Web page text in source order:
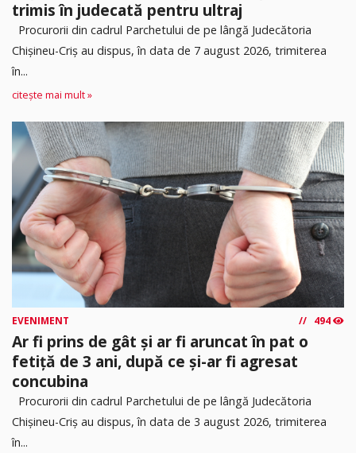
trimis în judecată pentru ultraj
Procurorii din cadrul Parchetului de pe lângă Judecătoria
Chișineu-Criș au dispus, în data de 7 august 2026, trimiterea
în...
citește mai mult »
EVENIMENT 494
Ar fi prins de gât și ar fi aruncat în pat o
fetiță de 3 ani, după ce și-ar fi agresat
concubina
Procurorii din cadrul Parchetului de pe lângă Judecătoria
Chișineu-Criș au dispus, în data de 3 august 2026, trimiterea
în...